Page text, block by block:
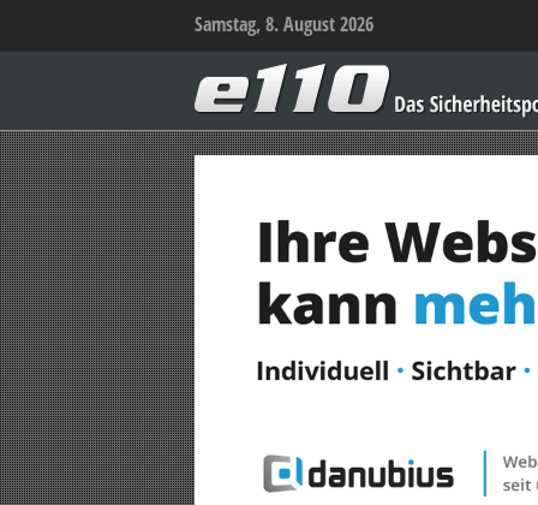
Samstag, 8. August 2026
–
Das
Sicherheitsportal